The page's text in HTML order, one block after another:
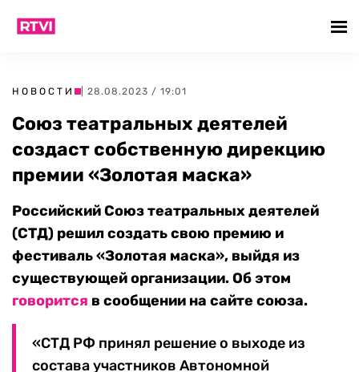
НОВОСТИ | 28.08.2023 / 19:01
Союз театральных деятелей
создаст собственную дирекцию
премии «Золотая маска»
Российский Союз театральных деятелей
(СТД) решил создать свою премию и
фестиваль «Золотая маска», выйдя из
существующей организации. Об этом
говорится в сообщении на сайте союза.
«СТД РФ принял решение о выходе из
состава участников Автономной